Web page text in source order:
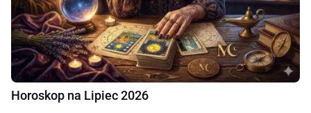
Horoskop na Lipiec 2026